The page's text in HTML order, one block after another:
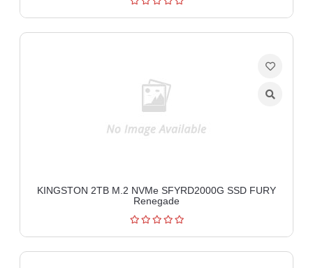
KINGSTON 2TB M.2 NVMe SFYRD2000G SSD FURY
Renegade